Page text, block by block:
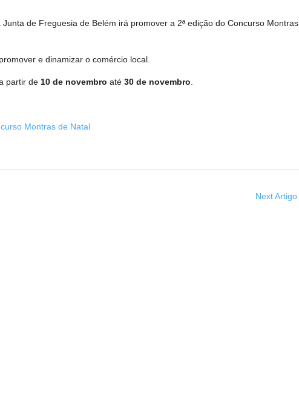
de Freguesia de Belém irá promover a 2ª edição do Concurso Montras
e dinamizar o comércio local.
partir de 10 de novembro até 30 de novembro
Montras de Natal
Next Artigo